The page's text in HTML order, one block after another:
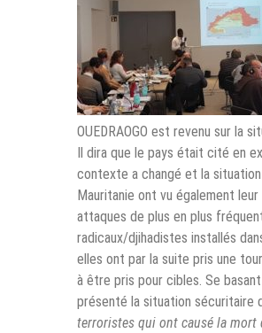
OUEDRAOGO est revenu sur la
Il dira que le pays était cité en
contexte a changé et la situation
Mauritanie ont vu également
attaques de plus en plus
radicaux/djihadistes installés
elles ont par la suite pris une
à être pris pour cibles. Se
présenté la situation sécuritaire
terroristes qui ont causé la mort